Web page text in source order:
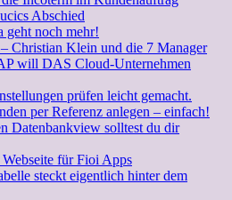
Abschied
geht noch mehr!
Christian Klein und die 7 Manager
will DAS Cloud-Unternehmen
prüfen leicht gemacht.
per Referenz anlegen – einfach!
Datenbankview solltest du dir
für Fioi Apps
steckt eigentlich hinter dem